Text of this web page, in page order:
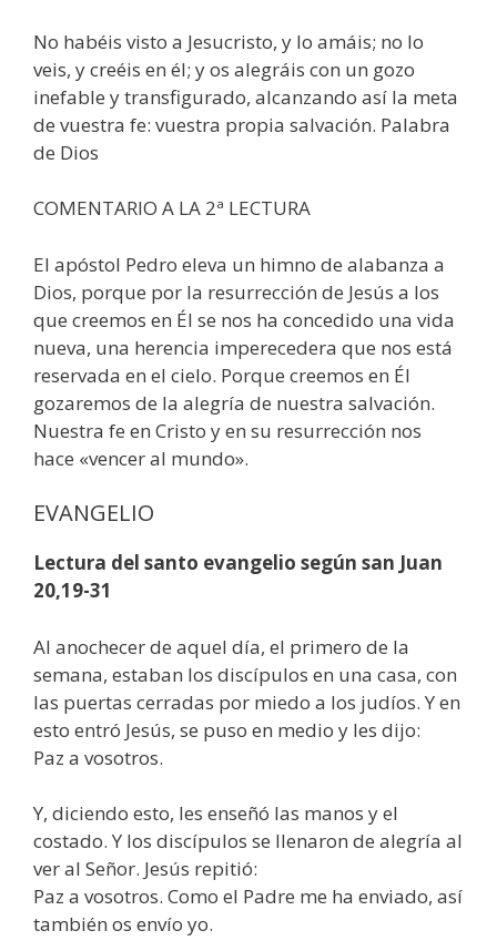
No habéis visto a Jesucristo, y lo amáis; no lo
veis, y creéis en él; y os alegráis con un gozo
inefable y transfigurado, alcanzando así la meta
de vuestra fe: vuestra propia salvación. Palabra
de Dios
COMENTARIO A LA 2ª LECTURA
El apóstol Pedro eleva un himno de alabanza a
Dios, porque por la resurrección de Jesús a los
que creemos en Él se nos ha concedido una vida
nueva, una herencia imperecedera que nos está
reservada en el cielo. Porque creemos en Él
gozaremos de la alegría de nuestra salvación.
Nuestra fe en Cristo y en su resurrección nos
hace «vencer al mundo».
EVANGELIO
Lectura del santo evangelio según san Juan
20,19-31
Al anochecer de aquel día, el primero de la
semana, estaban los discípulos en una casa, con
las puertas cerradas por miedo a los judíos. Y en
esto entró Jesús, se puso en medio y les dijo:
Paz a vosotros.
Y, diciendo esto, les enseñó las manos y el
costado. Y los discípulos se llenaron de alegría al
ver al Señor. Jesús repitió:
Paz a vosotros. Como el Padre me ha enviado, así
también os envío yo.